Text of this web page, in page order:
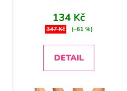
134 Kč
347 Kč (–61 %)
DETAIL